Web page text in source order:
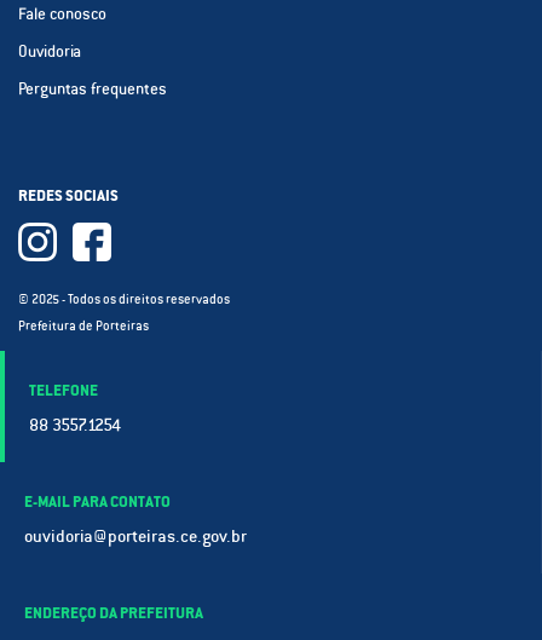
Fale conosco
Ouvidoria
Perguntas frequentes
REDES SOCIAIS
© 2025 - Todos os direitos reservados
Prefeitura de Porteiras
TELEFONE
88 3557.1254
E-MAIL PARA CONTATO
ouvidoria@porteiras.ce.gov.br
ENDEREÇO DA PREFEITURA